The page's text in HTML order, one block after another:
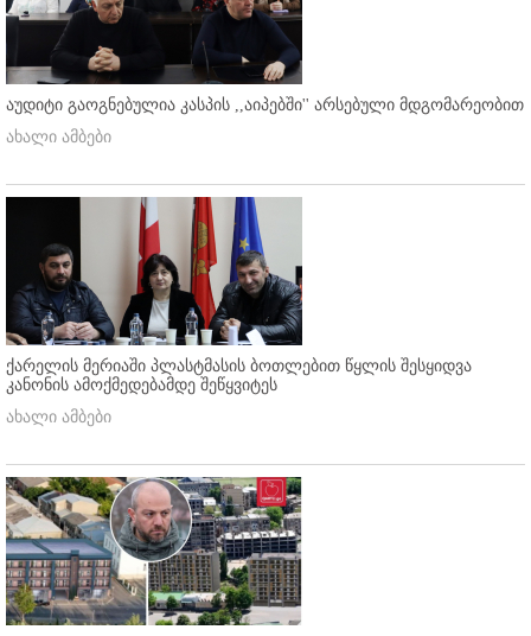
აუდიტი გაოგნებულია კასპის ,,აიპებში'' არსებული მდგომარეობით
ახალი ამბები
ქარელის მერიაში პლასტმასის ბოთლებით წყლის შესყიდვა
კანონის ამოქმედებამდე შეწყვიტეს
ახალი ამბები